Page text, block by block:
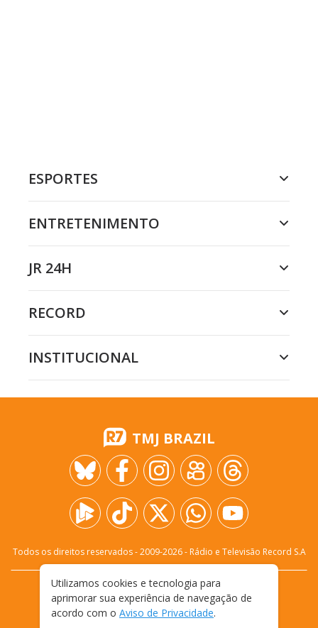
ESPORTES
ENTRETENIMENTO
JR 24H
RECORD
INSTITUCIONAL
TMJ BRAZIL
Todos os direitos reservados - 2009-2026- Rádio e Televisão Record S.A
FALE CONOSCO
PRIVACIDADE
TERMOS E CONDIÇÕES DE USO
Utilizamos cookies e tecnologia para
aprimorar sua experiência de navegação de
acordo com o Aviso de Privacidade.